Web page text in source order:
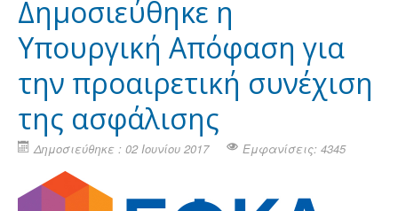
Δημοσιεύθηκε η
Υπουργική Απόφαση για
την προαιρετική συνέχιση
της ασφάλισης
Δημοσιεύθηκε : 02 Ιουνίου 2017 Εμφανίσεις: 4345